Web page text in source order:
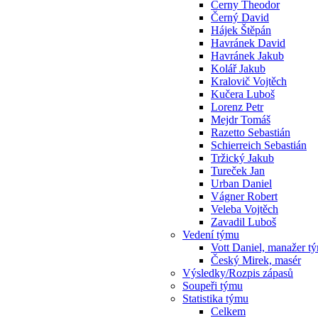
Cerny Theodor
Černý David
Hájek Štěpán
Havránek David
Havránek Jakub
Kolář Jakub
Kralovič Vojtěch
Kučera Luboš
Lorenz Petr
Mejdr Tomáš
Razetto Sebastián
Schierreich Sebastián
Tržický Jakub
Tureček Jan
Urban Daniel
Vágner Robert
Veleba Vojtěch
Zavadil Luboš
Vedení týmu
Vott Daniel, manažer
Český Mirek, masér
Výsledky/Rozpis zápasů
Soupeři týmu
Statistika týmu
Celkem